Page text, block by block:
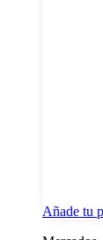
Añade tu